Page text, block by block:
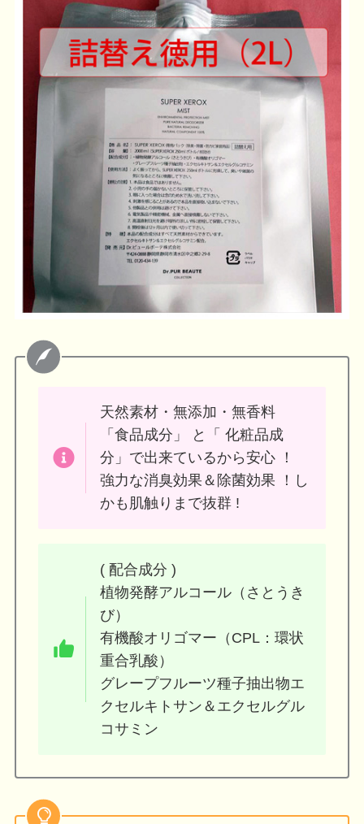
天然素材・無添加・無香料
「食品成分」 と「 化粧品成
分」で出来ているから安心 ！
強力な消臭効果＆除菌効果 ！し
かも肌触りまで抜群 !
( 配合成分 )
植物発酵アルコール（さとうき
び）
有機酸オリゴマー（CPL：環状
重合乳酸）
グレープフルーツ種子抽出物エ
クセルキトサン＆エクセルグル
コサミン